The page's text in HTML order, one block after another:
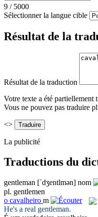
9 / 5000
Sélectionner la langue cible
Résultat de la
Résultat de la traduction
Votre texte a été partiellement
Vous ne pouvez pas traduire
<>
La publicité
Traductions du
gentleman [ˈdʒentlmən] nom
pl. gentlemen
o cavalheiro m
He's a real gentleman.